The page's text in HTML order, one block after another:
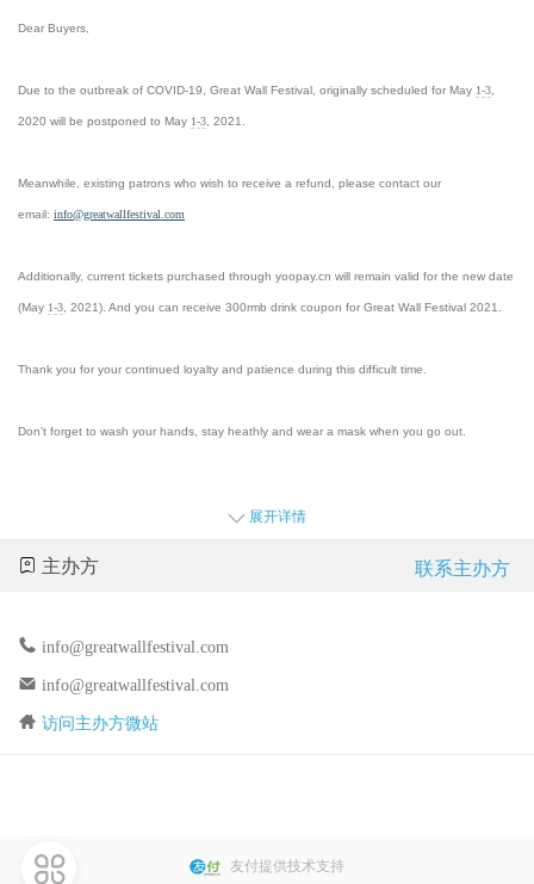
Dear Buyers,
Due to the outbreak of COVID-19, Great Wall Festival, originally scheduled for May 1-3
2020 will be postponed to May 1-3 , 2021.
Meanwhile, existing patrons who wish to receive a refund, please contact our
email: info@greatwallfestival.com
Additionally, current tickets purchased through yoopay.cn will remain valid for the new date
(May 1-3 , 2021). And you can receive 300rmb drink coupon for Great Wall Festival 2021.
Thank you for your continued loyalty and patience during this difficult time.
Don’t forget to wash your hands, stay heathly and wear a mask when you go out.
鉴于目前全国“新型冠状病毒”的疫情形势，经慎重考虑，长城音乐节延期到2021年5月1日-3日举
办。
展开详情
主办方 联系主办方
info@greatwallfestival.com
info@greatwallfestival.com
访问主办方微站
友付提供技术支持